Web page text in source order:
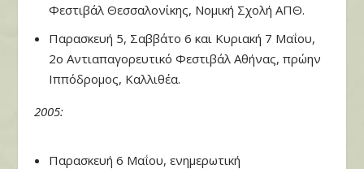
Φεστιβάλ Θεσσαλονίκης, Νομική Σχολή ΑΠΘ.
Παρασκευή 5, Σαββάτο 6 και Κυριακή 7 Μαΐου,
2ο Αντιαπαγορευτικό Φεστιβάλ Αθήνας, πρώην
Ιππόδρομος, Καλλιθέα.
2005:
Παρασκευή 6 Μαΐου, ενημερωτική